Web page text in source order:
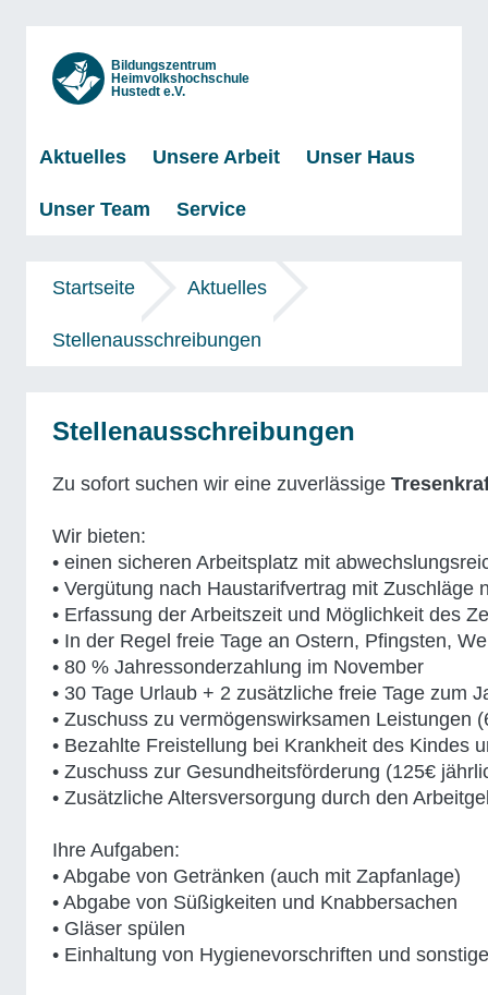
Bildungszentrum
Heimvolkshochschule
Hustedt e.V.
Aktuelles Unsere Arbeit Unser Haus
Unser Team Service
Startseite Aktuelles
Stellenausschreibungen
Stellenausschreibungen
Zu sofort suchen wir eine zuverlässige
Wir bieten:
• einen sicheren Arbeitsplatz mit
• Vergütung nach Haustarifvertrag mit
• Erfassung der Arbeitszeit und Möglichkeit des
• In der Regel freie Tage an Ostern, Pfingsten,
• 80 % Jahressonderzahlung im November
• 30 Tage Urlaub + 2 zusätzliche freie Tage zum
• Zuschuss zu vermögenswirksamen Leistungen
• Bezahlte Freistellung bei Krankheit des Kindes
• Zuschuss zur Gesundheitsförderung (125€
• Zusätzliche Altersversorgung durch den
Ihre Aufgaben:
• Abgabe von Getränken (auch mit Zapfanlage)
• Abgabe von Süßigkeiten und Knabbersachen
• Gläser spülen
• Einhaltung von Hygienevorschriften und